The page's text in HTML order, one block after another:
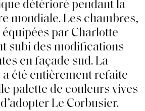
que détérioré pendantla
e mondiale. Les chambres,
équipées parCharlotte
t subi des modifcations
tes enfaçade sud.La
a été entièrement refaite
le palette de couleursvives
d’adopter Le Corbusier.